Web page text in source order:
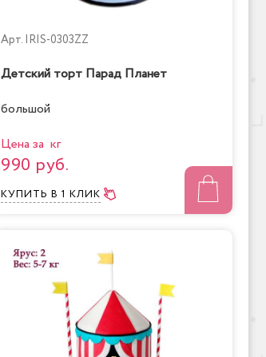
Арт. IRIS-0303ZZ
Детский торт Парад Планет
большой
Цена за кг
990 руб.
КУПИТЬ В 1 КЛИК